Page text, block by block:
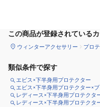
この商品が登録されている
ウィンターアクセサリー プロ
類似条件で探す
エビス×下半身用プロテクター
エビス×下半身用プロテクター×ブ
レディース×下半身用プロテクタ
レディース×下半身用プロテクタ